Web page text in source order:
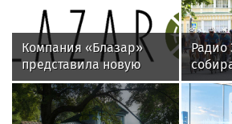
Компания «Блазар»
представила новую
версию системы
контроля сетевого
доступа Blazar NAC 3.0
Радио
Tour